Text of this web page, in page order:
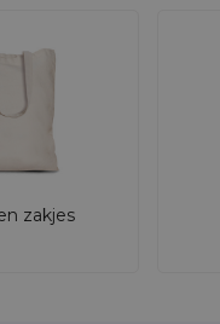
zakjes